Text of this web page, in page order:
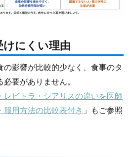
けにくい理由
の影響が比較的少なく、食事のタ
要がありません。
レビトラ・シアリスの違いを医師
服用方法の比較表付き 」もご参照